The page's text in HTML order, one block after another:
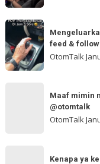
kalau
dua
tangan
Sc:
arvanjayamotor
Mengeluarkan
jurus
andalan
Sc:
feed & follow
OtomTalk
Maaf mimin
@otomtalk
OtomTalk
Kenapa ya